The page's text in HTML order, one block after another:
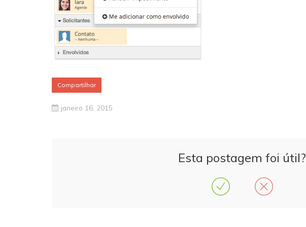
Compartilhar
janeiro 16, 2015
Esta postagem foi útil?